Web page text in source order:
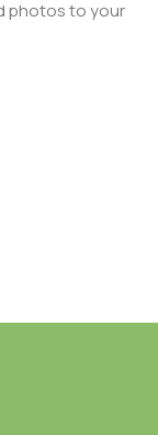
photos to your